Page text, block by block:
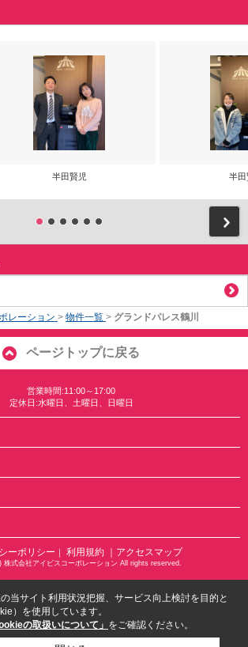
半田賢児 半田
レーション > 物件一覧 > グランドパレス鶴川
ページトップに戻る
営業時間:11:00～17:00
定休日:水曜日、土曜日、日曜日
ーポリシー 利用規約 ｜アクセスマップ
株式会社アイビスコーポレーション All rights reserved.
当サイト利用状況把握、サービス向上検討を目的と
）を使用しています。
の取扱いについて」 をご確認ください。